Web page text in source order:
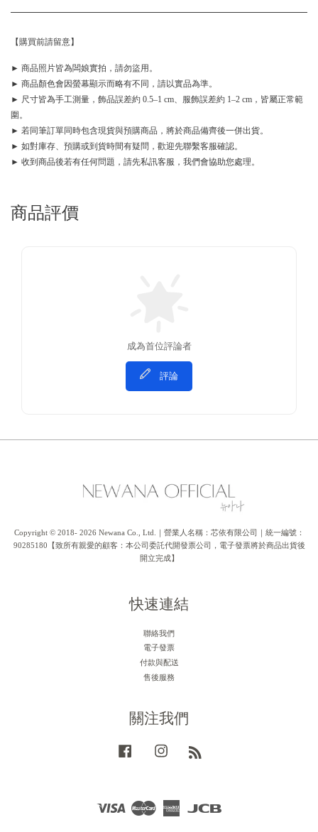
【購買前請留意】
► 商品照片皆為闆娘實拍，請勿盜用。
► 商品顏色會因螢幕顯示而略有不同，請以實品為準。
► 尺寸皆為手工測量，飾品誤差約 0.5–1 cm、服飾誤差約 1–2 cm，皆屬正常範
圍。
► 若同筆訂單同時包含現貨與預購商品，將於商品備齊後一併出貨。
► 如對庫存、預購或到貨時間有疑問，歡迎先聯繫客服確認。
► 收到商品後若有任何問題，請先私訊客服，我們會協助您處理。
商品評價
成為首位評論者
評論
Copyright © 2018- 2026 Newana Co., Ltd.｜營業人名稱：芯依有限公司｜統一編號：
90285180【致所有親愛的顧客：本公司委託代開發票公司，電子發票將於商品出貨後
開立完成】
快速連結
聯絡我們
電子發票
付款與配送
售後服務
關注我們
Facebook Instagram
Visa
American